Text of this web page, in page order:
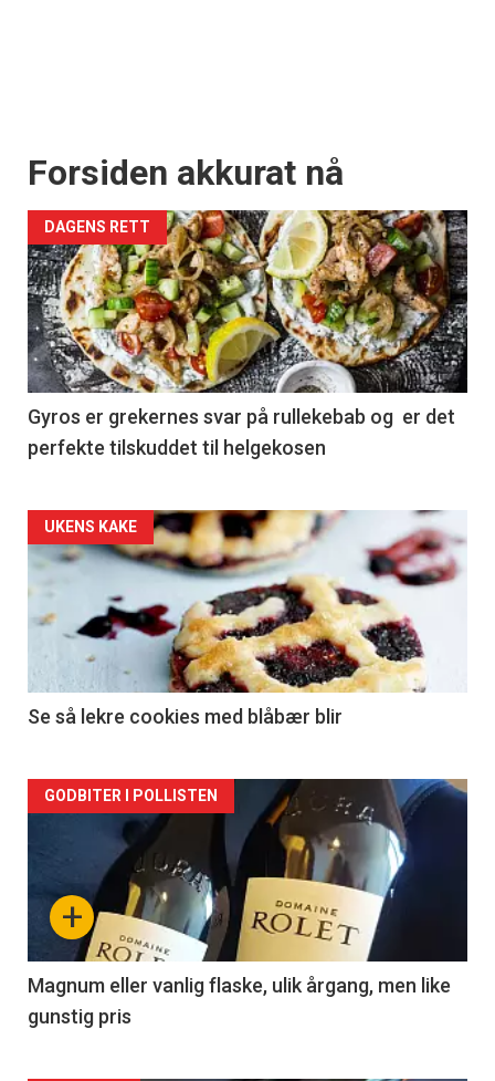
Forsiden akkurat nå
DAGENS RETT
Gyros er grekernes svar på rullekebab og er det
perfekte tilskuddet til helgekosen
Forsiden
akkurat
nå
2
UKENS KAKE
Se så lekre cookies med blåbær blir
Forsiden
akkurat
nå
3
+
GODBITER I POLLISTEN
Magnum eller vanlig flaske, ulik årgang, men like
gunstig pris